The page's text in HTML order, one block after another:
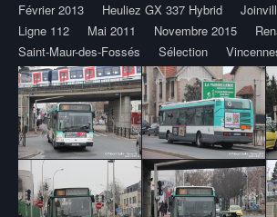
Février 2013
Heuliez GX 337 Hybrid
Ligne 112
Mai 2011 Novembre 2015
Saint-Maur-des-Fossés
Sélection